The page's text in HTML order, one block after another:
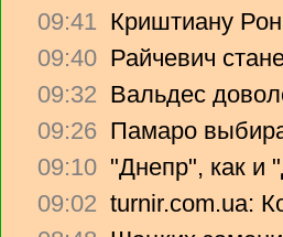
09:41 Криштиану
09:40 Райчевич
09:32 Вальдес
09:26 Памаро
09:10 "Днепр", как и
09:02 turnir.com.ua: